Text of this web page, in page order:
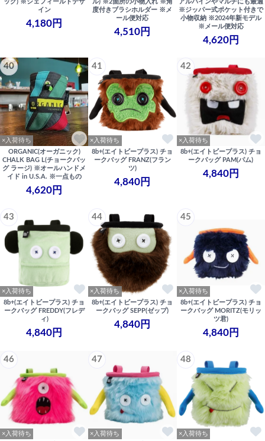
イン
4,180円
度付きブラシホルダー ※メ
ール便対応
4,510円
※ジッパー式ポケット付きで
小物収納 ※2024年新モデル
※メール便対応
4,620円
40
×入荷待ち
ORGANIC(オーガニック)
CHALK BAG L(チョークバッ
グ ラージ) ※オールハンドメ
イド in U.S.A. ※一点もの
4,620円
41
×入荷待ち
8b+(エイトビープラス) チョ
ークバッグ FRANZ(フラン
ツ)
4,840円
42
×入荷待ち
8b+(エイトビープラス) チョ
ークバッグ PAM(パム)
4,840円
43
×入荷待ち
8b+(エイトビープラス) チョ
ークバッグ FREDDY(フレデ
ィ)
4,840円
44
×入荷待ち
8b+(エイトビープラス) チョ
ークバッグ SEPP(ゼップ)
4,840円
45
×入荷待ち
8b+(エイトビープラス) チョ
ークバッグ MORITZ(モリッ
ツ君)
4,840円
46
×入荷待ち
47
×入荷待ち
48
×入荷待ち